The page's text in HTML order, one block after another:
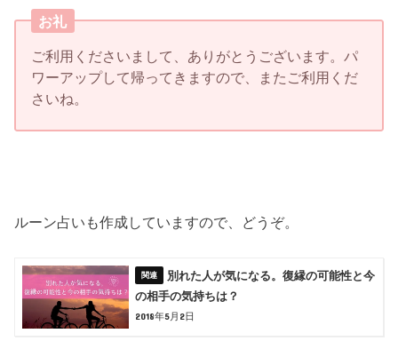
お礼
ご利用くださいまして、ありがとうございます。パ
ワーアップして帰ってきますので、またご利用くだ
さいね。
ルーン占いも作成していますので、どうぞ。
別れた人が気になる。復縁の可能性と今
の相手の気持ちは？
2018年5月2日